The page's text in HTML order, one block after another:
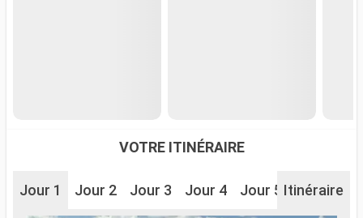
VOTRE ITINÉRAIRE
Jour 1 Jour 2 Jour 3 Jour 4 Jour 5 Jour 6
Itinéraire